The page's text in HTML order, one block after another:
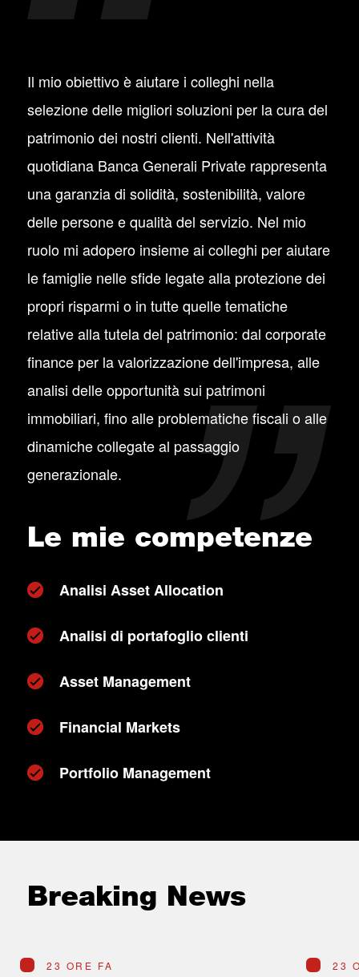
Il mio obiettivo è aiutare i colleghi nella
selezione delle migliori soluzioni per la cura del
patrimonio dei nostri clienti. Nell'attività
quotidiana Banca Generali Private rappresenta
una garanzia di solidità, sostenibilità, valore
delle persone e qualità del servizio. Nel mio
ruolo mi adopero insieme ai colleghi per aiutare
le famiglie nelle sfide legate alla protezione dei
propri risparmi o in tutte quelle tematiche
relative alla tutela del patrimonio: dal corporate
finance per la valorizzazione dell'impresa, alle
analisi delle opportunità sui patrimoni
immobiliari, fino alle problematiche fiscali o alle
dinamiche collegate al passaggio
generazionale.
Le mie competenze
Analisi Asset Allocation
Analisi di portafoglio clienti
Asset Management
Financial Markets
Portfolio Management
Breaking News
23 ORE FA 23